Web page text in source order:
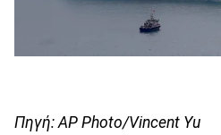
Πηγή: AP Photo/Vincent Yu